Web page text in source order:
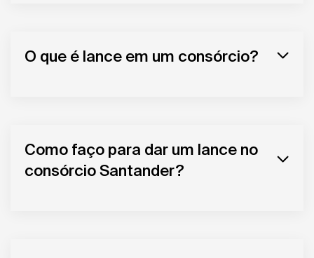
O que é lance em um consórcio?
Como faço para dar um lance no
consórcio Santander?